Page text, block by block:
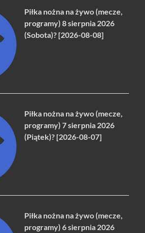
Piłka nożna na żywo (mecze,
programy) 8 sierpnia 2026
(Sobota)? [2026-08-08]
Piłka nożna na żywo (mecze,
programy) 7 sierpnia 2026
(Piątek)? [2026-08-07]
Piłka nożna na żywo (mecze,
programy) 6 sierpnia 2026